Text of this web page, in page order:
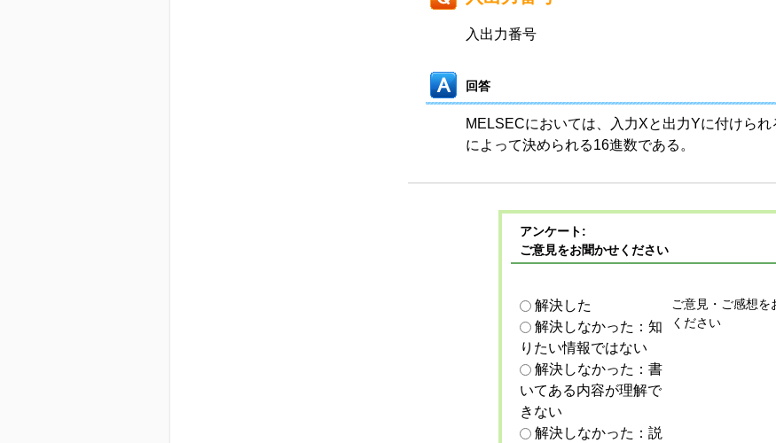
入出力番号
回答
MELSECにおいては、入力Xと出力Yに付けら
によって決められる16進数である。
アンケート:
ご意見をお聞かせください
解決した
解決しなかった：知
りたい情報ではない
解決しなかった：書
いてある内容が理解で
きない
解決しなかった：説
ご意見・ご感想を
ください